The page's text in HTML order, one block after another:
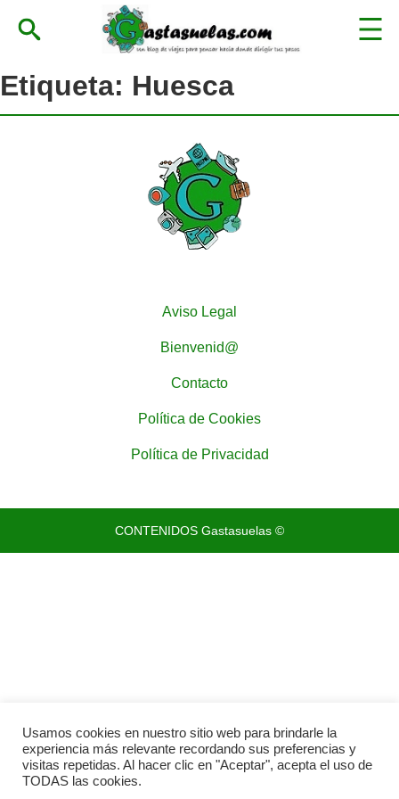
Etiqueta: Huesca
Aviso Legal
Bienvenid@
Contacto
Política de Cookies
Política de Privacidad
CONTENIDOS Gastasuelas ©
Usamos cookies en nuestro sitio web para brindarle la
experiencia más relevante recordando sus preferencias y
visitas repetidas. Al hacer clic en "Aceptar", acepta el uso de
TODAS las cookies.